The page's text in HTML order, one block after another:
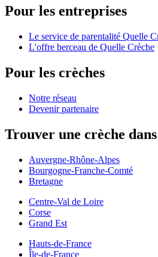
Pour les entreprises
Le service de parentalité Quelle
L'offre berceau de Quelle Crèche
Pour les crèches
Notre réseau
Devenir partenaire
Trouver une crèche
Auvergne-Rhône-Alpes
Bourgogne-Franche-Comté
Bretagne
Centre-Val de Loire
Corse
Grand Est
Hauts-de-France
Île-de-France